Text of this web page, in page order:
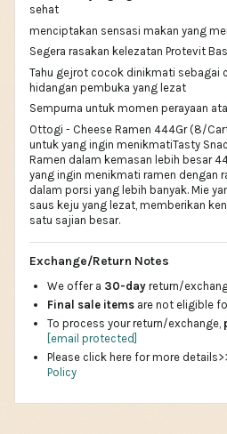
sehat
menciptakan sensasi makan yang
Segera rasakan kelezatan Protevit
Tahu gejrot cocok dinikmati sebagai
hidangan pembuka yang lezat
Sempurna untuk momen perayaan
Ottogi - Cheese Ramen 444Gr (8/
untuk yang ingin menikmatiTasty
Ramen dalam kemasan lebih besar
yang ingin menikmati ramen dengan
dalam porsi yang lebih banyak. Mie
saus keju yang lezat, memberikan
satu sajian besar.
Exchange/Return Notes
We offer a 30-day return/
Final sale items are not eligible
To process your return/exchange,
[email protected]
Please click here for more
Policy